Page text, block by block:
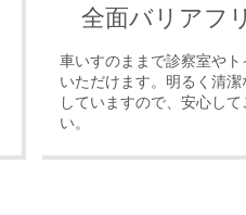
全面バリアフ
車いすのままで診察室やト
いただけます。明るく清潔
していますので、安心して
い。